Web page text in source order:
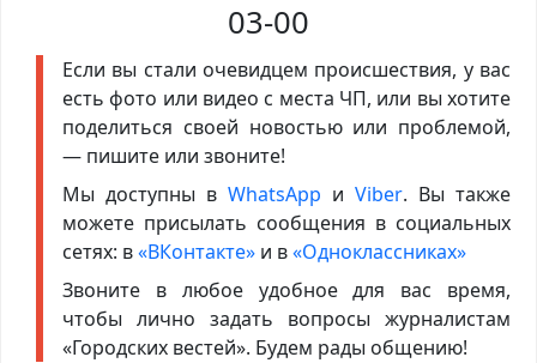
03-00
Если вы стали очевидцем происшествия, у вас
есть фото или видео с места ЧП, или вы хотите
поделиться своей новостью или проблемой,
— пишите или звоните!
Мы доступны в WhatsApp иViber. Вы также
можете присылать сообщения в социальных
сетях: в«ВКонтакте»и в«Одноклассниках»
Звоните в любое удобное для вас время,
чтобы лично задать вопросы журналистам
«Городских вестей». Будем рады общению!